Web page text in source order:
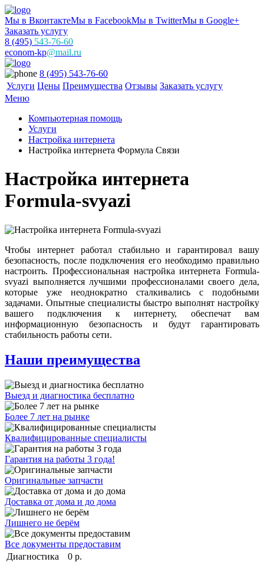
Мы в ВконтактеМы в FacebookМы в TwitterМы в Google+
Заказать услугу
8 (495) 543-76-60
econom-kp@mail.ru
8 (495) 543-76-60
Услуги Цены Преимущества Отзывы Заказать услугу
Меню
Компьютерная помощь
Услуги
Настройка интернета
Настройка интернета Формула Связи
Настройка интернета
Formula-svyazi
Чтобы интернет работал стабильно и гарантировал вашу
безопасность, после подключения его необходимо правильно
настроить. Профессиональная настройка интернета Formula-
svyazi выполняется лучшими профессионалами своего дела,
которые уже неоднократно сталкивались с подобными
задачами. Опытные специалисты быстро выполнят настройку
вашего подключения к интернету, обеспечат вам
информационную безопасность и будут гарантировать
стабильность работы сети.
Наши преимущества
Выезд и диагностика бесплатно
Более 7 лет на рынке
Квалифицированные специалисты
Гарантия на работы 3 года!
Оригинальные запчасти
Доставка от дома и до дома
Лишнего не берём
Все документы предоставим
Диагностика
0 р.